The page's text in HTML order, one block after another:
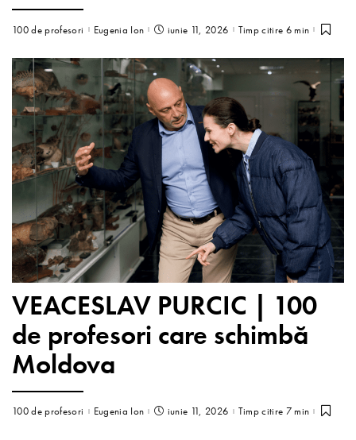
100 de profesori Eugenia Ion iunie 11, 2026 Timp citire 6 min
VEACESLAV PURCIC | 100
de profesori care schimbă
Moldova
100 de profesori Eugenia Ion iunie 11, 2026 Timp citire 7 min